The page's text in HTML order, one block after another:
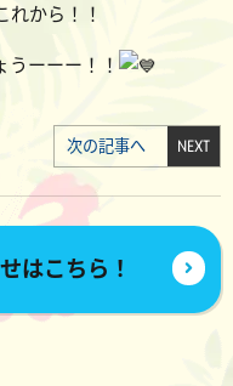
から！！
うーーー！！
NEXT
次の記事へ
はこちら！